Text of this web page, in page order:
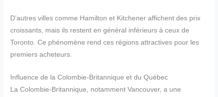
D’autres villes comme Hamilton et Kitchener affichent des prix
croissants, mais ils restent en général inférieurs à ceux de
Toronto. Ce phénomène rend ces régions attractives pour les
premiers acheteurs.
Influence de la Colombie-Britannique et du Québec
La Colombie-Britannique, notamment Vancouver, a une